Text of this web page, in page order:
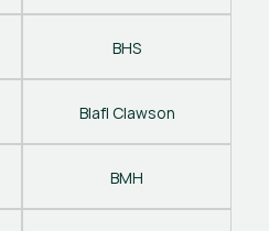
BHS
Blafl Clawson
BMH